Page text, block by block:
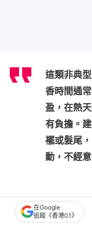
這類非典
香時間通
盈，在熱
有負擔。
襬或髮尾
動，不經
在Google
追蹤《香港01》